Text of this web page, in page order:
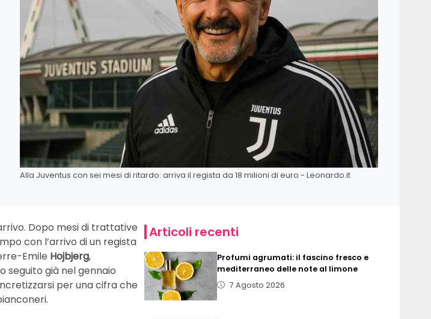
Alla Juventus con sei mesi di ritardo: arriva il regista da 18 milioni di euro - Leonardo.it
Dopo mesi di trattative
con l’arrivo di un regista
Emile Hojbjerg,
seguito già nel gennaio
per una cifra che
Articoli recenti
Profumi agrumati: il fascino fresco e
mediterraneo delle note al limone
7 Agosto 2026